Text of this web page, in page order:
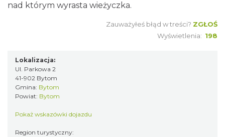
nad którym wyrasta wieżyczka.
Zauważyłeś błąd w treści? ZGŁOŚ
Wyświetlenia: 198
Lokalizacja:
Ul. Parkowa 2
41-902 Bytom
Gmina: Bytom
Powiat: Bytom
Pokaż wskazówki dojazdu
Region turystyczny: